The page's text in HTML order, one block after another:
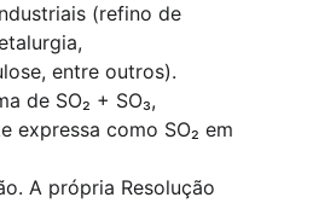
(refino de
entre outros).
de SO₂ + SO₃,
expressa como SO₂ em
A própria Resolução